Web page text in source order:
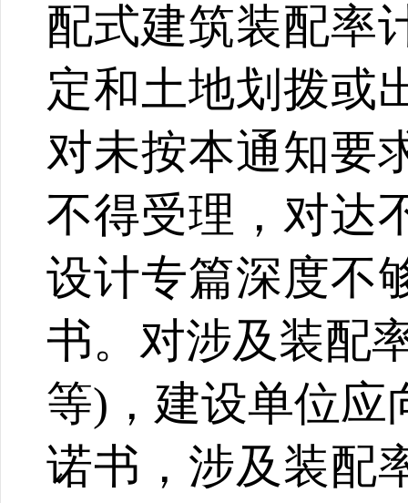
配式建筑装配率
定和土地划拨或
对未按本通知要
不得受理，对达
设计专篇深度不
书。对涉及装配
等)，建设单位应
诺书，涉及装配